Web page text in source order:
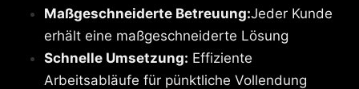
Maßgeschneiderte Betreuung:Jeder Kunde
erhält eine maßgeschneiderte Lösung
Schnelle Umsetzung: Effiziente
Arbeitsabläufe für pünktliche Vollendung